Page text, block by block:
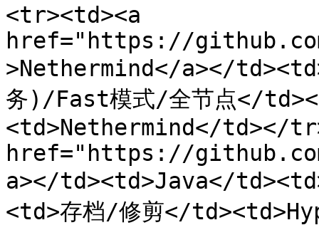
<tr><td><a
href="https://
>Nethermind</a></
务)/Fast模式/全节点</
<td>Nethermind</td></
href="https://
a></td><td>Java</
<td>存档/修剪</